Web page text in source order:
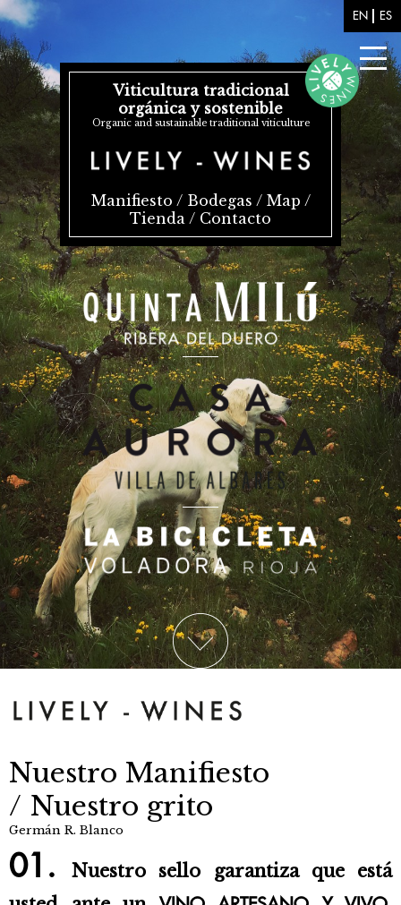
Pasar al contenido principal
Viticultura tradicional
orgánica y sostenible
Organic and sustainable traditional viticulture
Manifiesto / Bodegas / Map /
Tienda / Contacto
EN ES
Nuestro Manifiesto
Nuestro grito
Germán R. Blanco
01.
Nuestro sello garantiza que está